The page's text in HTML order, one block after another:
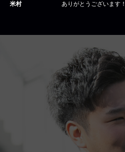
米村 ありがとうございます